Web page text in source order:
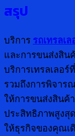
สรุป
บริการ รถเทรลเ
และการขนส่งสิน
บริการเทรลเลอร์
รวมถึงการพิจาร
ให้การขนส่งสินค้
ประสิทธิภาพสูงสุ
ให้ธุรกิจของคุณเ